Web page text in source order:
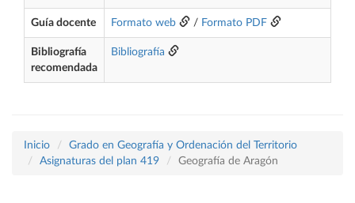
Guía docente Formato web / Formato PDF
Bibliografía
recomendada
Bibliografía
Inicio
Grado en Geografía y Ordenación del Territorio
Asignaturas del plan 419
Geografía de Aragón